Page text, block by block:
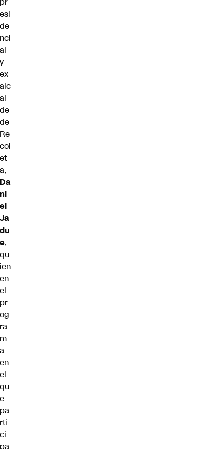
esi
de
nci
al
y
ex
alc
al
de
de
Re
col
et
a,
Da
ni
el
Ja
du
e,
qu
ien
en
el
pr
og
ra
m
a
en
el
qu
e
pa
rti
ci
pa